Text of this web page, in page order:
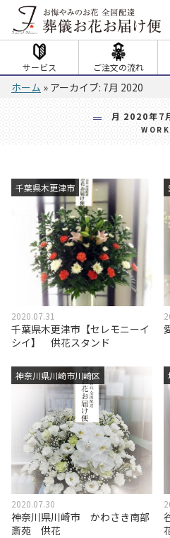
サービス ご注文の流れ
ホーム » アーカイブ: 7月 2020
月 2020年7
千葉県木更津市
2020.07.31
千葉県木更津市【セレモニーイ
シイ】 供花スタンド
神奈川県川崎市川崎区
2020.07.30
神奈川県川崎市 かわさき南部
斎苑 供花